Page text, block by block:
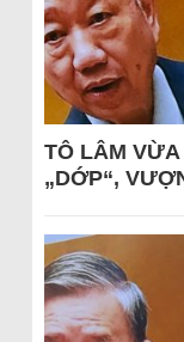
TÔ LÂM
„DỚP“,